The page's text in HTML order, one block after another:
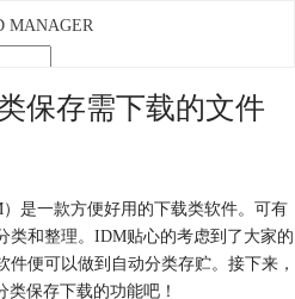
MANAGER
保存需下载的文件
）是一款方便好用的下载类软件。可有
类和整理。IDM贴心的考虑到了大家的
便可以做到自动分类存贮。接下来，
IDM分类保存下载的功能吧！